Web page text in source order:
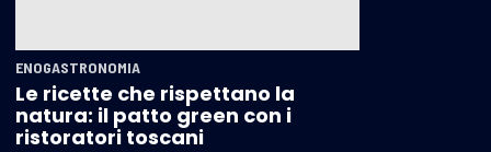
ENOGASTRONOMIA
Le ricette che rispettano la
natura: il patto green con i
ristoratori toscani